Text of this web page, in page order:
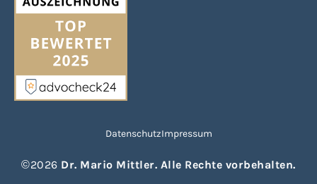
DatenschutzImpressum
©2026 Dr. Mario Mittler. Alle Rechte vorbehalten.